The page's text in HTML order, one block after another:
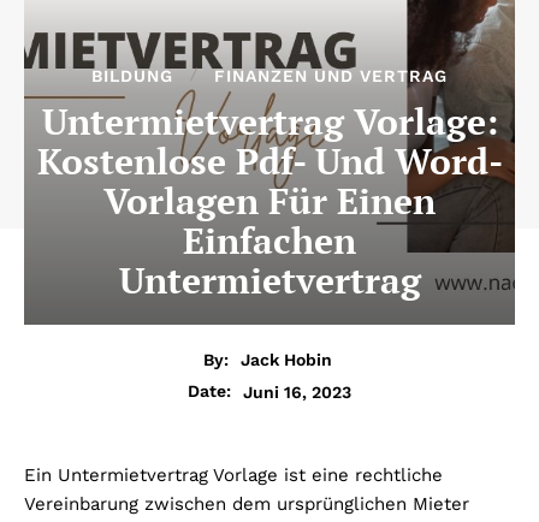
BILDUNG FINANZEN UND VERTRAG
Untermietvertrag Vorlage:
Kostenlose Pdf- Und Word-
Vorlagen Für Einen
Einfachen
Untermietvertrag
By:
Jack Hobin
Date:
Juni 16, 2023
Ein Untermietvertrag Vorlage ist eine rechtliche
Vereinbarung zwischen dem ursprünglichen Mieter